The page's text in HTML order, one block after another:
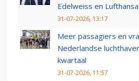
Edelweiss en
31-07-2026, 13:17
Meer passagiers en
Nederlandse
kwartaal
31-07-2026, 11:57